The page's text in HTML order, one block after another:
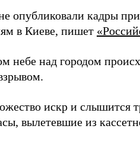
опубликовали кадры
в Киеве, пишет
небе над городом
искр и слышится
вылетевшие из